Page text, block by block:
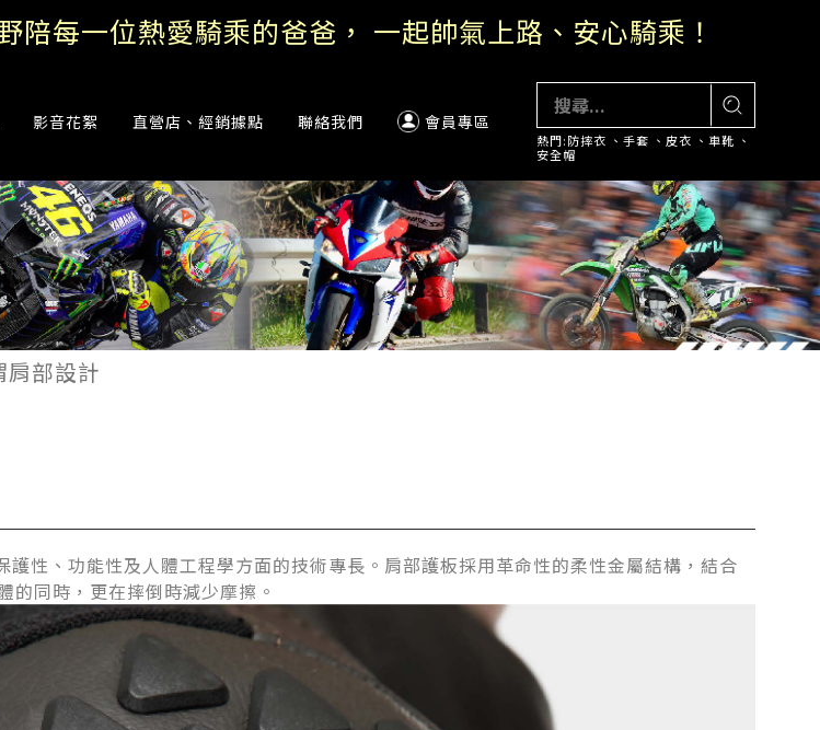
WORKS 量身訂製
影音花絮 直營店、經銷據點 聯絡我們 會員專區
熱門:防摔衣 、手套 、 皮衣 、車靴 、
安全帽
部設計
性、功能性及人體工程學方面的技術專長。肩部護板採用革命性的柔性金屬結構，結合
的同時，更在摔倒時減少摩擦。